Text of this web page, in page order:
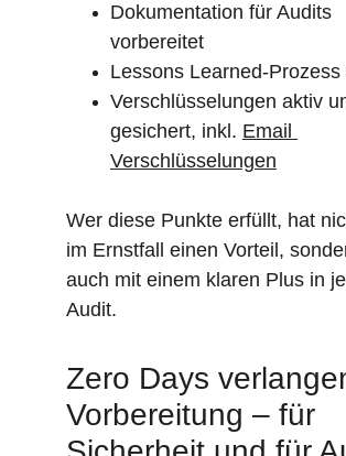
Dokumentation für Audits
vorbereitet
Lessons Learned-Prozess
Verschlüsselungen aktiv
gesichert, inkl. Email
Verschlüsselungen
Wer diese Punkte erfüllt, hat
im Ernstfall einen Vorteil,
auch mit einem klaren Plus in
Audit.
Zero Days
Vorbereitung – für